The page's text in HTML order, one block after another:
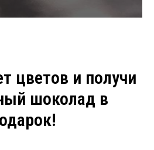
цветов и получи
шоколад в